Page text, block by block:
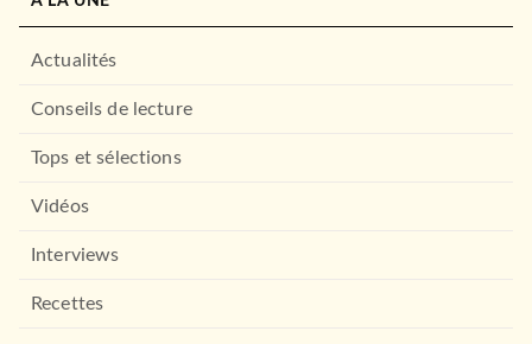
Actualités
Conseils de lecture
Tops et sélections
Vidéos
Interviews
Recettes